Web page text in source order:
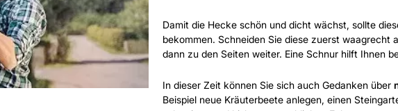
Damit die Hecke schön und dicht wächst, sollte
bekommen. Schneiden Sie diese zuerst waagrecht
dann zu den Seiten weiter. Eine Schnur hilft Ihnen
In dieser Zeit können Sie sich auch Gedanken über
Beispiel neue Kräuterbeete anlegen, einen